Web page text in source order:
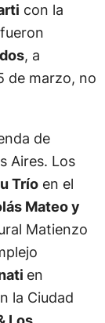
con la
, a
de marzo, no
de
Aires. Los
Tríoen el
Mateo y
Matienzo
en
la Ciudad
Los